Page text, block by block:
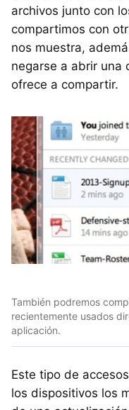
archivos junto con
compartimos con
nos muestra,
negarse a abrir una
ofrece a compartir.
También podremos
recientemente usados
aplicación.
Este tipo de
los dispositivos los